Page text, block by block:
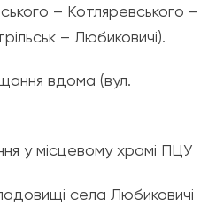
– Котляревського –
– Любиковичі).
вдома (вул.
у місцевому храмі ПЦУ
села Любиковичі